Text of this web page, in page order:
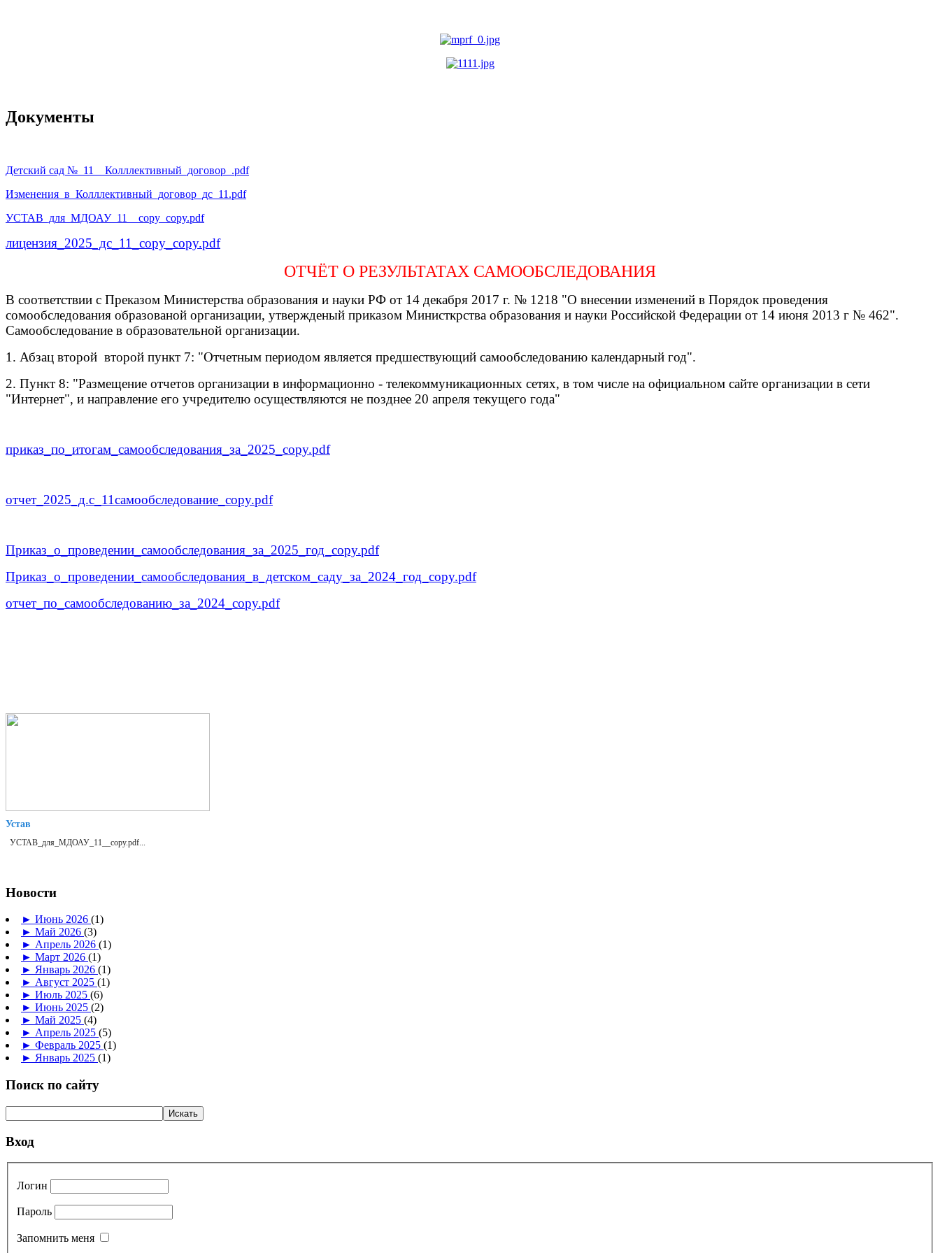
Документы
Детский сад № _11__Колллективный_договор_.pdf
Изменения_в_Колллективный_договор_дс_11.pdf
УСТАВ_для_МДОАУ_11__copy_copy.pdf
лицензия_2025_дс_11_copy_copy.pdf
ОТЧЁТ О РЕЗУЛЬТАТАХ САМООБСЛЕДОВАНИЯ
В соответствии с Преказом Министерства образования и науки РФ от 14 декабря 2017 г. № 1218 "О внесении изменений в Порядок проведения
сомообследования образованой организации, утвержденый приказом Министкрства образования и науки Российской Федерации от 14 июня 2013 г № 462".
Самообследование в образовательной организации.
1. Абзац второй второй пункт 7: "Отчетным периодом является предшествующий самообследованию календарный год".
2. Пункт 8: "Размещение отчетов организации в информационно - телекоммуникационных сетях, в том числе на официальном сайте организации в сети
"Интернет", и направление его учредителю осуществляются не позднее 20 апреля текущего года"
приказ_по_итогам_самообследования_за_2025_copy.pdf
отчет_2025_д.с_11самообследование_copy.pdf
Приказ_о_проведении_самообследования_за_2025_год_copy.pdf
Приказ_о_проведении_самообследования_в_детском_саду_за_2024_год_copy.pdf
отчет_по_самообследованию_за_2024_copy.pdf
Устав
УСТАВ_для_МДОАУ_11__copy.pdf...
Новости
► Июнь 2026 (1)
► Май 2026 (3)
► Апрель 2026 (1)
► Март 2026 (1)
► Январь 2026 (1)
► Август 2025 (1)
► Июль 2025 (6)
► Июнь 2025 (2)
► Май 2025 (4)
► Апрель 2025 (5)
► Февраль 2025 (1)
► Январь 2025 (1)
Поиск по сайту
Вход
Логин
Пароль
Запомнить меня